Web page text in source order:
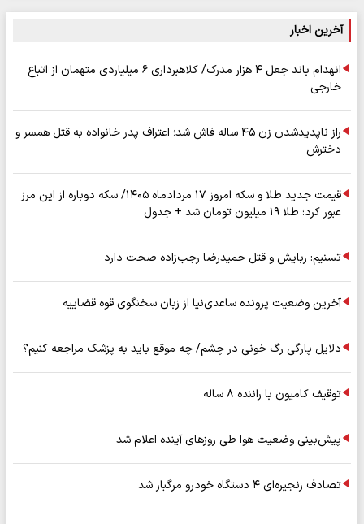
آخرین اخبار
انهدام باند جعل ۴ هزار مدرک/ کلاهبرداری ۶ میلیاردی متهمان از اتباع
خارجی
راز ناپدیدشدن زن ۴۵ ساله فاش شد؛ اعتراف پدر خانواده به قتل همسر و
دخترش
قیمت جدید طلا و سکه امروز ۱۷ مردادماه ۱۴۰۵/ سکه دوباره از این مرز
عبور کرد؛ طلا ۱۹ میلیون تومان شد + جدول
تسنیم: ربایش و قتل حمیدرضا رجب‌زاده صحت دارد
آخرین وضعیت پرونده ساعدی‌نیا از زبان سخنگوی قوه قضاییه
دلایل پارگی رگ خونی در چشم/ چه موقع باید به پزشک مراجعه کنیم؟
توقیف کامیون با راننده ۸ ساله
پیش‌بینی وضعیت هوا طی روزهای آینده اعلام شد
تصادف زنجیره‌ای ۴ دستگاه خودرو مرگبار شد